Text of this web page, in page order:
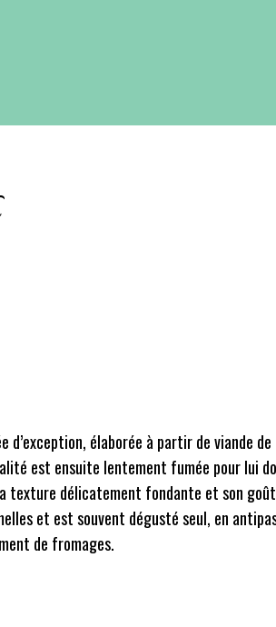
élaborée à partir de viande de
est ensuite lentement fumée pour lui
texture délicatement fondante et son
et est souvent dégusté seul, en
de fromages.